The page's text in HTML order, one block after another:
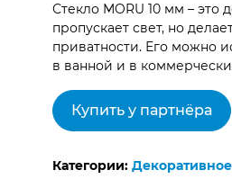
Стекло MORU 10 мм – это
пропускает свет, но
приватности. Его можно
в ванной и в
Купить у партнёра
Категории: